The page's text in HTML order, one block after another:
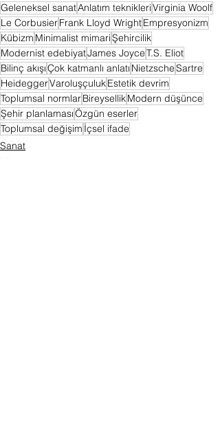
Geleneksel sanatAnlatım teknikleriVirginia Woolf
Le CorbusierFrank Lloyd WrightEmpresyonizm
Kübizm Minimalist mimariŞehircilik
Modernist edebiyatJames JoyceT.S. Eliot
Bilinç akışıÇok katmanlı anlatı NietzscheSartre
HeideggerVaroluşçulukEstetik devrim
Toplumsal normlarBireysellikModern düşünce
Şehir planlamasıÖzgün eserler
Toplumsal değişim İçsel ifade
Sanat